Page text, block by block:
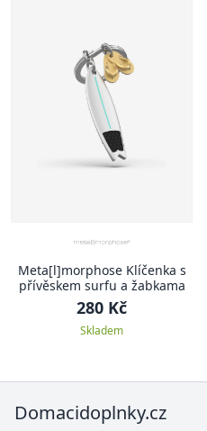
Meta[l]morphose Klíčenka s
přívěskem surfu a žabkama
280 Kč
Skladem
Domacidoplnky.cz